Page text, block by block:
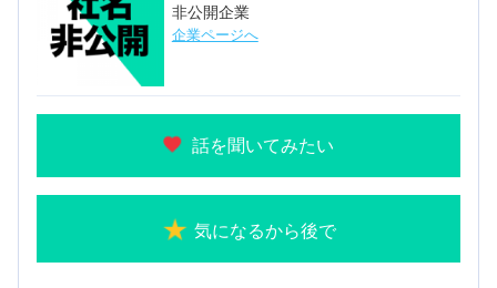
非公開企業
企業ページへ
話を聞いてみたい
気になるから後で